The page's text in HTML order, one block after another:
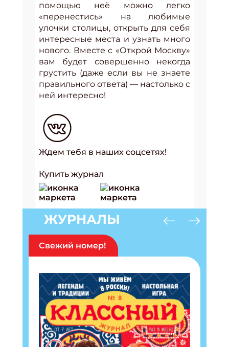
помощью неё можно легко
«перенестись» на любимые
улочки столицы, открыть для себя
интересные места и узнать много
нового. Вместе с «Открой Москву»
вам будет совершенно некогда
грустить (даже если вы не знаете
правильного ответа) — настолько с
ней интересно!
Ждем тебя в наших соцсетях!
Купить журнал
ЖУРНАЛЫ
Свежий номер!